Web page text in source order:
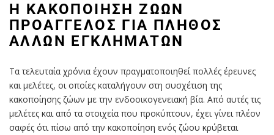
Η ΚΑΚΟΠΟΊΗΣΗ ΖΏΩΝ
ΠΡΟΆΓΓΕΛΟΣ ΓΙΑ ΠΛΉΘΟΣ
ΆΛΛΩΝ ΕΓΚΛΗΜΆΤΩΝ
Τα τελευταία χρόνια έχουν πραγματοποιηθεί πολλές έρευνες
και μελέτες, οι οποίες καταλήγουν στη συσχέτιση της
κακοποίησης ζώων με την ενδοοικογενειακή βία. Από αυτές τις
μελέτες και από τα στοιχεία που προκύπτουν, έχει γίνει πλέον
σαφές ότι πίσω από την κακοποίηση ενός ζώου κρύβεται